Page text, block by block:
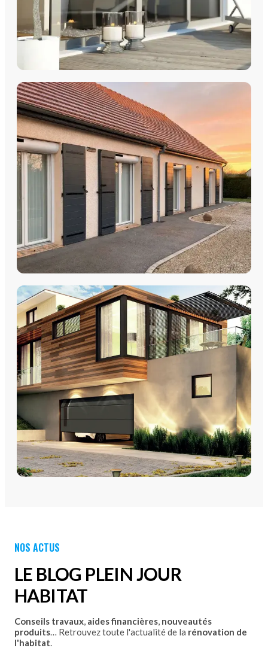
COULISSANTS & BAIES VITRÉES
Coulissants Aluminium
Découvrez nos Baies coulissantes et portes-fenêtres
aluminium avec pose par les équipes Plein Jour Habitat.
DÉCOUVRIR
VOLETS
Volets Roulants Volets Coulissants Volets Battants
Découvrez nos volets roulants, coulissants et battants avec
pose par les équipes Plein Jour Habitat.
DÉCOUVRIR
Découvrez nos portes de garage sectionnelles, basculantes
DÉCOUVRIR
NOS ACTUS
LE BLOG PLEIN JOUR
HABITAT
Conseils travaux, aides financières, nouveautés
produits… Retrouvez toute l'actualité de la rénovation de
l'habitat.